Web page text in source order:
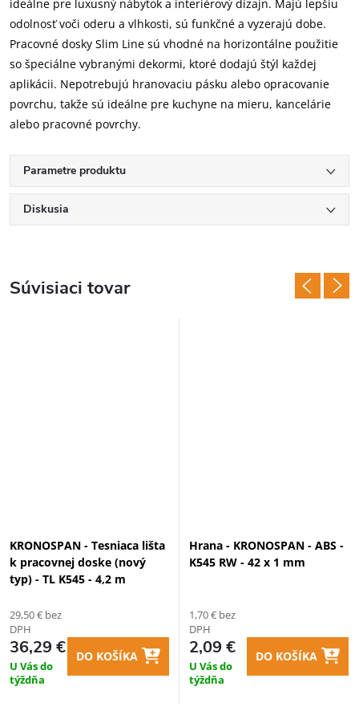
ideálne pre luxusný nábytok a interiérový dizajn. Majú lepšiu
odolnosť voči oderu a vlhkosti, sú funkčné a vyzerajú dobe.
Pracovné dosky Slim Line sú vhodné na horizontálne použitie
so špeciálne vybranými dekormi, ktoré dodajú štýl každej
aplikácii. Nepotrebujú hranovaciu pásku alebo opracovanie
povrchu, takže sú ideálne pre kuchyne na mieru, kancelárie
alebo pracovné povrchy.
Parametre produktu
Diskusia
Súvisiaci tovar
KRONOSPAN - Tesniaca lišta
k pracovnej doske (nový
typ) - TL K545 - 4,2 m
29,50 € bez
DPH
36,29 €
U Vás do
týždňa
DO KOŠÍKA
Hrana - KRONOSPAN - ABS -
K545 RW - 42 x 1 mm
1,70 € bez
DPH
2,09 €
U Vás do
týždňa
DO KOŠÍKA